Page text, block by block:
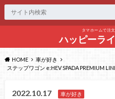
タマホームで注
ハッピーラ
HOME
車が好き
ステップワゴン e:HEV SPADA PREMIUM
2022.10.17 車が好き